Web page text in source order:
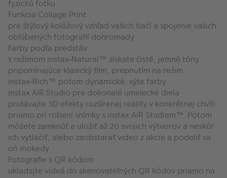
fyzickú fotku
Funkcia Collage Print
pre štýlový kolážový vzhľad vašich tlačí a spojenie vašich
obľúbených fotografií dohromady
Farby podľa predstáv
s režimom instax‑Natural™ získate čisté, jemné tóny
pripomínajúce klasický film, prepnutím na režim
instax‑Rich™ potom dynamické, sýte farby
instax AiR Studio pre dokonalé umelecké diela
pridávajte 3D efekty rozšírenej reality v konkrétnej chvíli
priamo pri robení snímky s instax AiR Studiem™. Potom
môžete zamknúť a uložiť až 20 svojich výtvorov a neskôr
ich vytlačiť, alebo zaobstarať video z akcie a podeliť sa
oň inokedy
Fotografie s QR kódom
ukladajte videá do skenovateľných QR kódov priamo na